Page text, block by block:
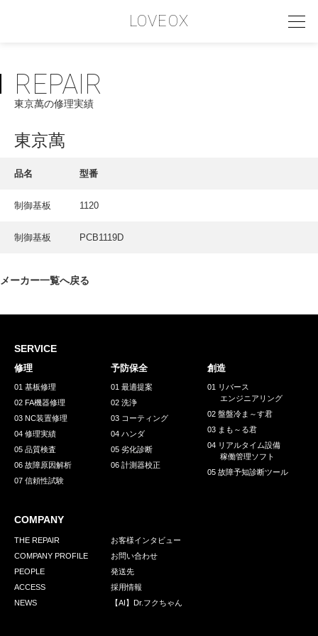
LOVEOX
PHILOSOPHY
フィロソフィー
COMPANY PROFILE
INTERVIEW
GREEN CHALLENGE
環境への取り組み
お問い合わせ 発送先
REPAIR
東京萬の修理実績
東京萬
品名 型番
制御基板 1120
制御基板 PCB1119D
メーカー一覧へ戻る
SERVICE
修理
01 基板修理
02 FA機器修理
03 NC装置修理
04 修理実績
05 品質検査
06 故障原因解析
07 信頼性試験
予防保全
01 最適提案
02 洗浄
03 コーティング
04 ハンダ
05 劣化診断
06 計測器校正
創造
01 リバース
エンジニアリング
02 盤盤冷ま～す君
03 まも～る君
04 リアルタイム設備
稼働管理ソフト
05 故障予知診断ツール
COMPANY
THE REPAIR
COMPANY PROFILE
PEOPLE
ACCESS
NEWS
お客様インタビュー
お問い合わせ
発送先
採用情報
【AI】Dr.フクちゃん